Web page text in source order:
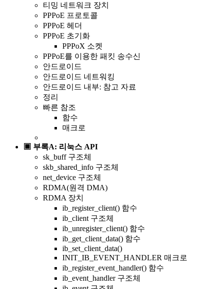
티밍 네트워크 장치
PPPoE 프로토콜
PPPoE 헤더
PPPoE 초기화
PPPoX 소켓
PPPoE를 이용한 패킷 송수신
안드로이드
안드로이드 네트워킹
안드로이드 내부: 참고 자료
정리
빠른 참조
함수
매크로
▣ 부록A: 리눅스 API
sk_buff 구조체
skb_shared_info 구조체
net_device 구조체
RDMA(원격 DMA)
RDMA 장치
ib_register_client() 함수
ib_client 구조체
ib_unregister_client() 함수
ib_get_client_data() 함수
ib_set_client_data()
INIT_IB_EVENT_HANDLER 매크로
ib_register_event_handler() 함수
ib_event_handler 구조체